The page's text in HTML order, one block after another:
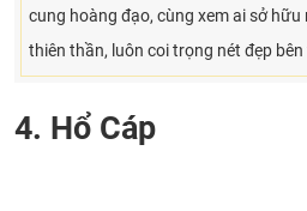
cung hoàng đạo, cùng xem ai sở
thiên thần, luôn coi trọng nét đẹp
4. Hổ Cáp